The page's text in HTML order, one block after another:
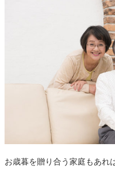
お歳暮を贈り合う家庭もあれ